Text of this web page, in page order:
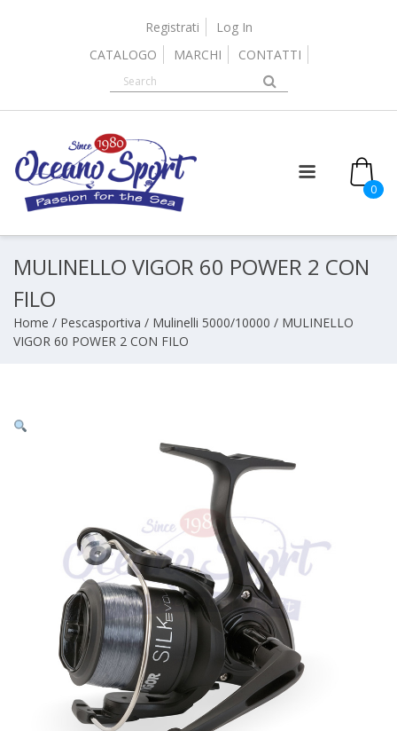
Registrati
Log In
CATALOGO
MARCHI CONTATTI
0
MULINELLO VIGOR 60 POWER 2 CON
FILO
Home / Pescasportiva / Mulinelli 5000/10000 / MULINELLO
VIGOR 60 POWER 2 CON FILO